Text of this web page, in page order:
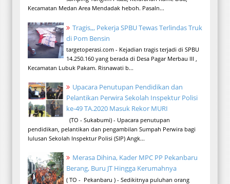
Kecamatan Medan Area Mendadak heboh. Pasaln...
Tragis,,, Pekerja SPBU Tewas Terlindas Truk
di Pom Bensin
targetoperasi.com - Kejadian tragis terjadi di SPBU
14.250.160 yang berada di Desa Pagar Merbau III ,
Kecamatan Lubuk Pakam. Risnawati b...
Upacara Penutupan Pendidikan dan
Pelantikan Perwira Sekolah Inspektur Polisi
ke-49 TA.2020 Masuk Rekor MURI
(TO - Sukabumi) - Upacara penutupan
pendidikan, pelantikan dan pengambilan Sumpah Perwira bagi
lulusan Sekolah Inspektur Polisi (SIP) Angk...
Merasa Dihina, Kader MPC PP Pekanbaru
Berang, Buru JT Hingga Kerumahnya
( TO - Pekanbaru ) - Sedikitnya puluhan orang